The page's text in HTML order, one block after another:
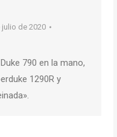
julio de 2020
790 en la mano,
1290R y